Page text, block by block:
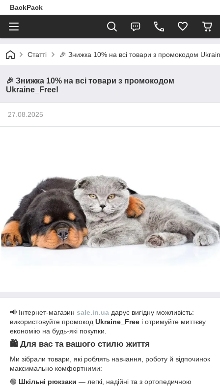
BackPack
Статті 🎉 Знижка 10% на всі товари з промокодом
🎉 Знижка 10% на всі товари з промокодом
Ukraine_Free!
27.08.2025
📢 Інтернет-магазин sale.in.ua дарує вигідну можливість:
використовуйте промокод Ukraine_Free і отримуйте миттєву
економію на будь-які покупки.
🛍️ Для вас та вашого стилю життя
Ми зібрали товари, які роблять навчання, роботу й відпочинок
максимально комфортними:
🟢 Шкільні рюкзаки — легкі, надійні та з ортопедичною